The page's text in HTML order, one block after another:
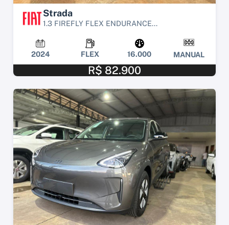
Strada
1.3 FIREFLY FLEX ENDURANCE...
2024 FLEX 16.000 MANUAL
R$ 82.900